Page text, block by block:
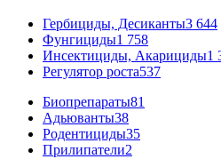
Гербициды, Десиканты3 644
Фунгициды1 758
Инсектициды, Акарициды1
Регулятор роста537
Биопрепараты81
Адьюванты38
Родентициды35
Прилипатели2